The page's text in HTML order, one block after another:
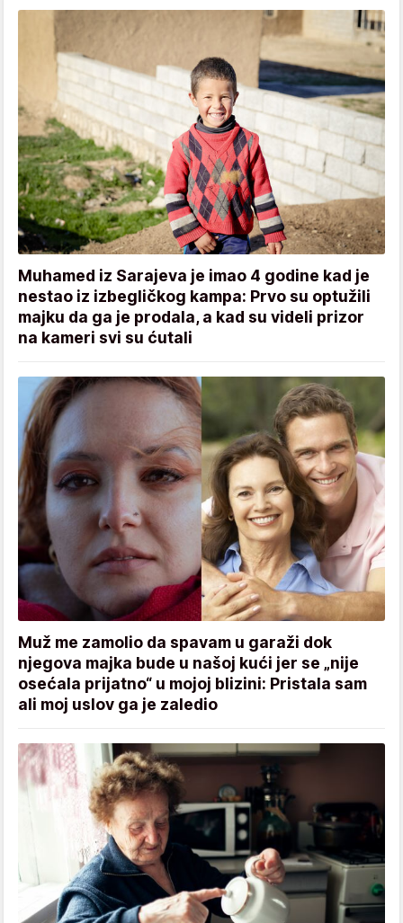
Muhamed iz Sarajeva je imao 4 godine kad je
nestao iz izbegličkog kampa: Prvo su optužili
majku da ga je prodala, a kad su videli prizor
na kameri svi su ćutali
Muž me zamolio da spavam u garaži dok
njegova majka bude u našoj kući jer se „nije
osećala prijatno“ u mojoj blizini: Pristala sam
ali moj uslov ga je zaledio